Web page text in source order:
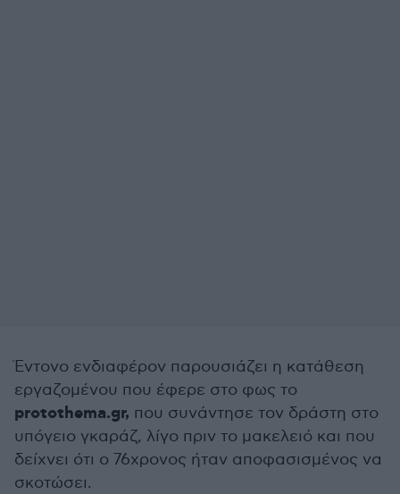
Έντονο ενδιαφέρον παρουσιάζει η κατάθεση
εργαζομένου που έφερε στο φως το
protothema.gr, που συνάντησε τον δράστη στο
υπόγειο γκαράζ, λίγο πριν το μακελειό και που
δείχνει ότι ο 76χρονος ήταν αποφασισμένος να
σκοτώσει.